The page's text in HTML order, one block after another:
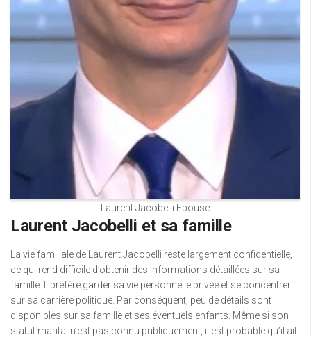
Laurent Jacobelli Epouse
Laurent Jacobelli et sa famille
La vie familiale de Laurent Jacobelli reste largement confidentielle,
ce qui rend difficile d’obtenir des informations détaillées sur sa
famille. Il préfère garder sa vie personnelle privée et se concentrer
sur sa carrière politique. Par conséquent, peu de détails sont
disponibles sur sa famille et ses éventuels enfants. Même si son
statut marital n’est pas connu publiquement, il est probable qu’il ait